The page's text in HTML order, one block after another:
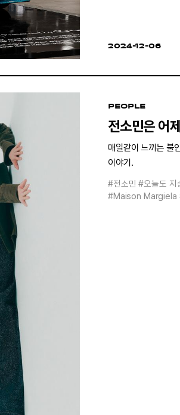
2024-12-06
PEOPLE
전소민은 어
매일같이 느끼는 불
이야기.
#전소민 #오늘도 지
#Maison Margiela